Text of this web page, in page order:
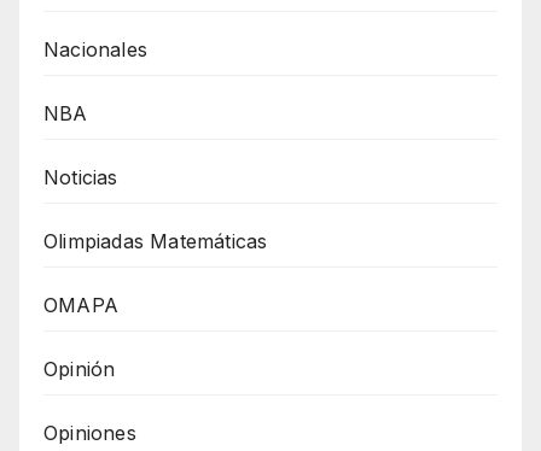
Nacionales
NBA
Noticias
Olimpiadas Matemáticas
OMAPA
Opinión
Opiniones